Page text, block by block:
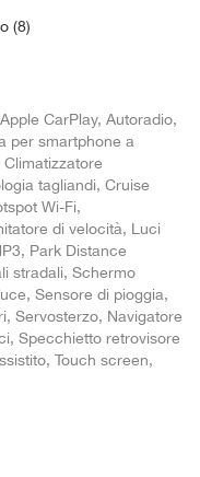
(8)
CarPlay, Autoradio,
per smartphone a
tagliandi, Cruise
Wi-Fi,
di velocità, Luci
Park Distance
stradali, Schermo
Sensore di pioggia,
Servosterzo, Navigatore
Specchietto retrovisore
Touch screen,